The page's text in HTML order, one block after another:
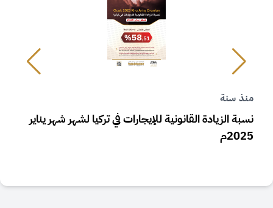
منذ سنة
نسبة الزيادة القانونية للإيجارات في تركيا لشهر شهر يناير
2025م